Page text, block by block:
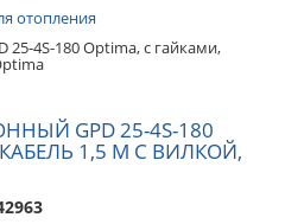
отопления
4S-180 Optima, с гайками,
GPD 25-4S-180
1,5 М С ВИЛКОЙ,